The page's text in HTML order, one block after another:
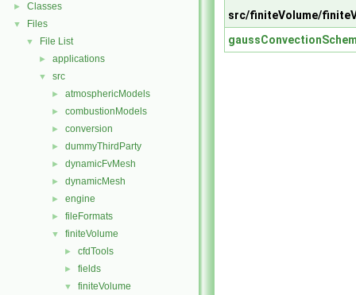
► Classes
▼ Files
▼ File List
► applications
▼ src
► atmosphericModels
► combustionModels
► conversion
► dummyThirdParty
► dynamicFvMesh
► dynamicMesh
► engine
► fileFormats
▼ finiteVolume
► cfdTools
► fields
▼ finiteVolume
src/finiteVolume/